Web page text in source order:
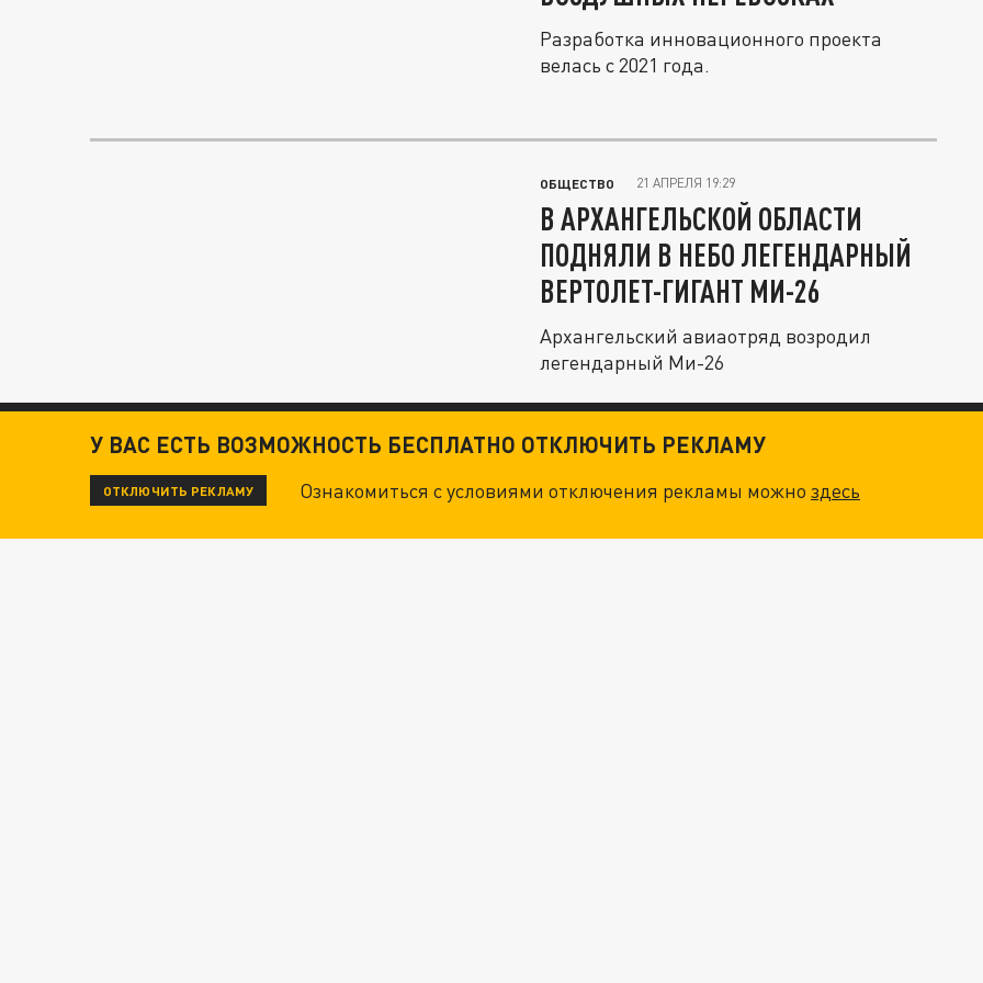
Разработка инновационного проекта
велась с 2021 года.
ОБЩЕСТВО 21 АПРЕЛЯ 19:29
В АРХАНГЕЛЬСКОЙ ОБЛАСТИ
ПОДНЯЛИ В НЕБО ЛЕГЕНДАРНЫЙ
ВЕРТОЛЕТ-ГИГАНТ МИ-26
Архангельский авиаотряд возродил
легендарный Ми-26
У ВАС ЕСТЬ ВОЗМОЖНОСТЬ БЕСПЛАТНО ОТКЛЮЧИТЬ РЕКЛАМУ
ОТКЛЮЧИТЬ РЕКЛАМУ Ознакомиться с условиями отключения рекламы можноздесь